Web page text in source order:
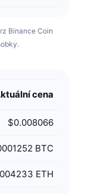
Binance Coin
cena
$0.008066
BTC
ETH